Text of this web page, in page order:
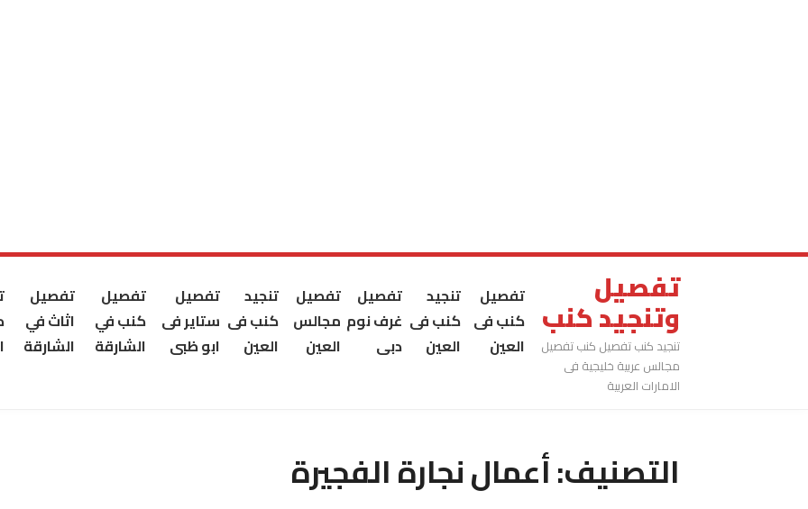
تفصيل
وتنجيد كنب
تنجيد كنب تفصيل كنب تفصيل
مجالس عربية خليجية فى
الامارات العربية
تفصيل
كنب فى
العين
تنجيد
كنب فى
العين
تفصيل
غرف نوم
دبى
تفصيل
مجالس
العين
تنجيد
كنب فى
العين
تفصيل
ستاير فى
ابو ظبى
تفصيل
كنب في
الشارقة
تفصيل
اثاث في
الشارقة
التصنيف:أعمال نجارة الفجيرة